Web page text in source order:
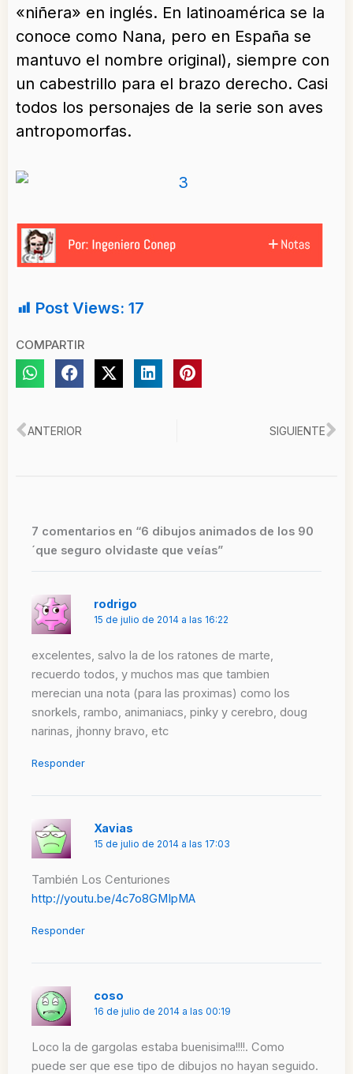
«niñera» en inglés. En latinoamérica se la
conoce como Nana, pero en España se
mantuvo el nombre original), siempre con
un cabestrillo para el brazo derecho. Casi
todos los personajes de la serie son aves
antropomorfas.
Post Views: 17
COMPARTIR
Ant
ANTERIOR SIGUIENTE
7 comentarios en “6 dibujos animados de los 90
´que seguro olvidaste que veías”
rodrigo
15 de julio de 2014 a las 16:22
excelentes, salvo la de los ratones de marte,
recuerdo todos, y muchos mas que tambien
merecian una nota (para las proximas) como los
snorkels, rambo, animaniacs, pinky y cerebro, doug
narinas, jhonny bravo, etc
Responder
Xavias
15 de julio de 2014 a las 17:03
También Los Centuriones
http://youtu.be/4c7o8GMIpMA
Responder
coso
16 de julio de 2014 a las 00:19
Loco la de gargolas estaba buenisima!!!!. Como
puede ser que ese tipo de dibujos no hayan seguido.